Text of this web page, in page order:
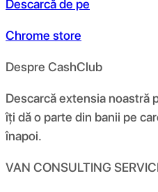
Descarcă de pe
Chrome store
Despre CashClub
Descarcă extensia noastră
îți dă o parte din banii pe
înapoi.
VAN CONSULTING